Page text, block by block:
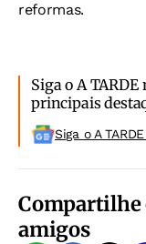
reformas.
Siga o A
principais
Siga o A
Compartilhe
amigos